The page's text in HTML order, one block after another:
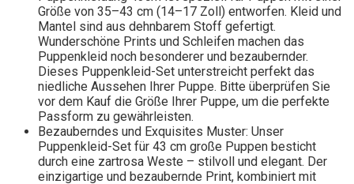
Größe von 35–43 cm (14–17 Zoll) entworfen. Kleid und
Mantel sind aus dehnbarem Stoff gefertigt.
Wunderschöne Prints und Schleifen machen das
Puppenkleid noch besonderer und bezaubernder.
Dieses Puppenkleid-Set unterstreicht perfekt das
niedliche Aussehen Ihrer Puppe. Bitte überprüfen Sie
vor dem Kauf die Größe Ihrer Puppe, um die perfekte
Passform zu gewährleisten.
Bezauberndes und Exquisites Muster: Unser
Puppenkleid-Set für 43 cm große Puppen besticht
durch eine zartrosa Weste – stilvoll und elegant. Der
einzigartige und bezaubernde Print, kombiniert mit